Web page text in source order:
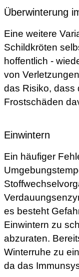
Überwinterung
Eine weitere
Schildkröten
hoffentlich -
von
das Risiko, dass
Frostschäden
Einwintern
Ein häufiger
es besteht
Einwintern zu
abzuraten.
Winterruhe zu
da das